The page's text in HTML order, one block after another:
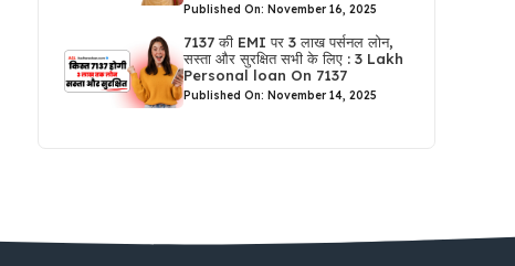
Published On: November 16, 2025
7137 की EMI पर 3 लाख पर्सनल लोन,
सस्ता और सुरक्षित सभी के लिए : 3 Lakh
Personal loan On 7137
Published On: November 14, 2025